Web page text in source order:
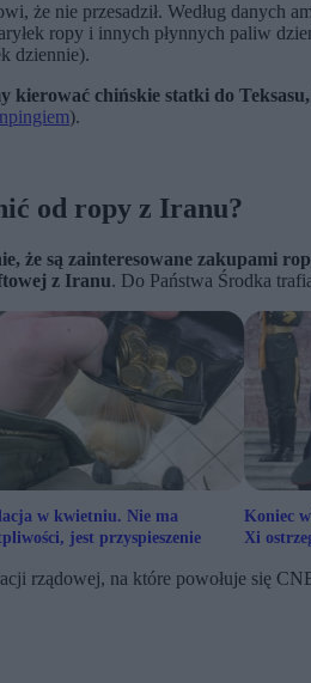
że nie przesadził. Według
ropy i innych płynnych paliw
dziennie).
kierować chińskie statki do
).
od ropy z Iranu?
że są zainteresowane zakupami
z Iranu. Do Państwa Środka
w kwietniu. Nie ma
jest przyspieszenie
Koniec
Xi
rządowej, na które powołuje się